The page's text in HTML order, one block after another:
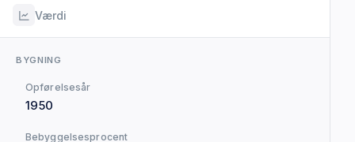
Værdi
BYGNING
Opførelsesår
1950
Bebyggelsesprocent